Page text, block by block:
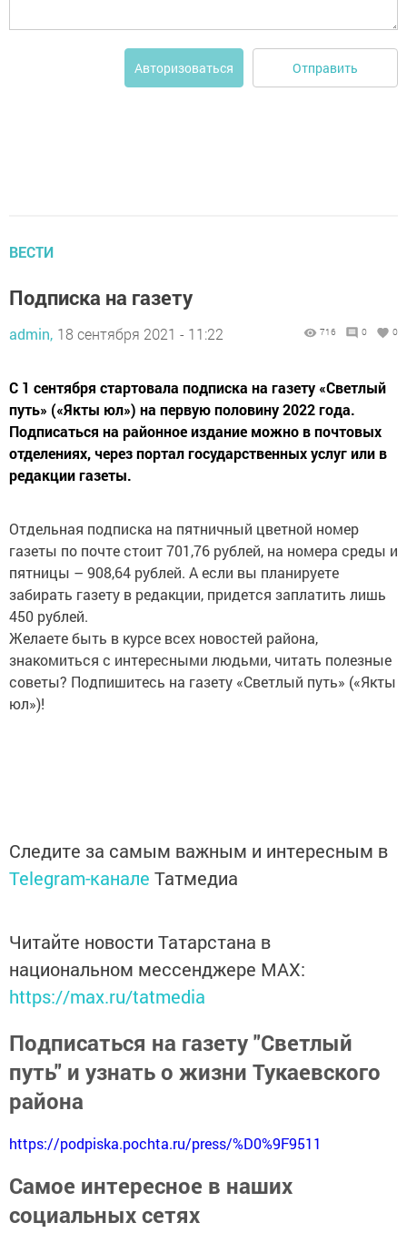
Авторизоваться Отправить
ВЕСТИ
Подписка на газету
admin, 18 сентября 2021 - 11:22 716 0 0
С 1 сентября стартовала подписка на газету «Светлый
путь» («Якты юл») на первую половину 2022 года.
Подписаться на районное издание можно в почтовых
отделениях, через портал государственных услуг или в
редакции газеты.
Отдельная подписка на пятничный цветной номер
газеты по почте стоит 701,76 рублей, на номера среды и
пятницы – 908,64 рублей. А если вы планируете
забирать газету в редакции, придется заплатить лишь
450 рублей.
Желаете быть в курсе всех новостей района,
знакомиться с интересными людьми, читать полезные
советы? Подпишитесь на газету «Светлый путь» («Якты
юл»)!
Следите за самым важным и интересным в
Telegram-канале Татмедиа
Читайте новости Татарстана в
национальном мессенджере MАХ:
https://max.ru/tatmedia
Подписаться на газету "Светлый
путь" и узнать о жизни Тукаевского
района
https://podpiska.pochta.ru/press/%D0%9F9511
Самое интересное в наших
социальных сетях